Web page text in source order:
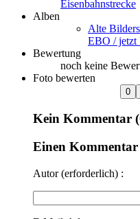
Eisenbahnstrecke
Alben
Alte
EBO / jetzt
Bewertung
noch keine
Foto bewerten
Kein Kommentar
Einen Kommentar
Autor (erforderlich) :